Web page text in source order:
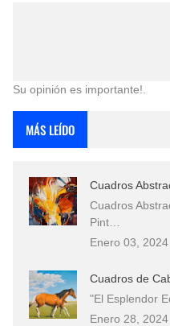
Su opinión es importante!.
MÁS LEÍDO
Cuadros
Cuadros
Pint…
Enero 03, 2024
Cuadros de
"El Esplendor
Enero 28, 2024